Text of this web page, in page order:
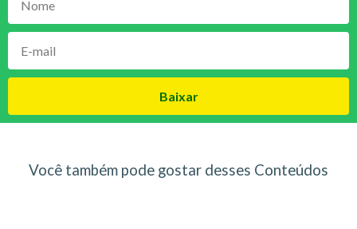
Baixar
Você também pode gostar desses Conteúdos